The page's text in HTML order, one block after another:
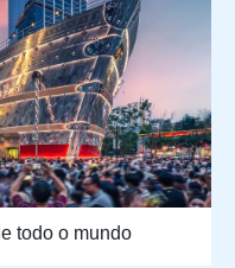
todo o mundo